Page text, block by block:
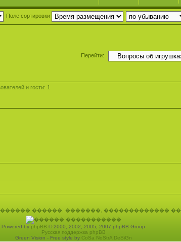
Поле сортировки
Перейти:
и гости: 1
Powered by phpBB © 2000, 2002, 2005, 2007 phpBB Group
Русская поддержка phpBB
Green Vision - Free style by CoSa NoStrA DeSiGn